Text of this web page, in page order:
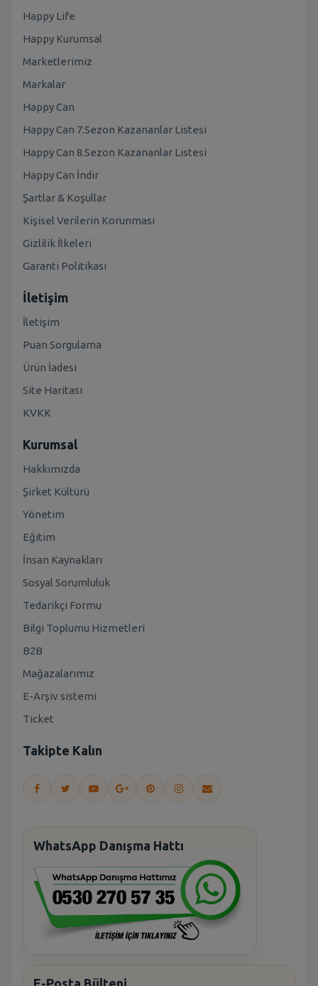
Happy Life
Happy Kurumsal
Marketlerimiz
Markalar
Happy Can
Happy Can 7.Sezon Kazananlar Listesi
Happy Can 8.Sezon Kazananlar Listesi
Happy Can İndir
Şartlar & Koşullar
Kişisel Verilerin Korunması
Gizlilik İlkeleri
Garanti Politikası
İletişim
İletişim
Puan Sorgulama
Ürün İadesi
Site Haritası
KVKK
Kurumsal
Hakkımızda
Şirket Kültürü
Yönetim
Eğitim
İnsan Kaynakları
Sosyal Sorumluluk
Tedarikçi Formu
Bilgi Toplumu Hizmetleri
B2B
Mağazalarımız
E-Arşiv sistemi
Ticket
Takipte Kalın
WhatsApp Danışma Hattı
E-Posta Bülteni